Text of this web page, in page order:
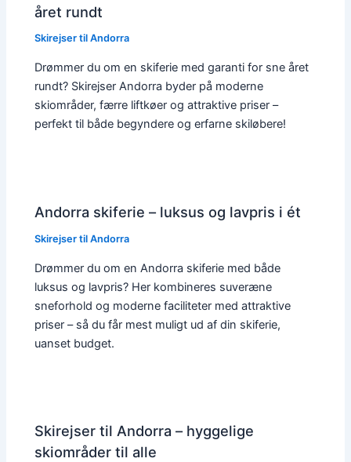
året rundt
Skirejser til Andorra
Drømmer du om en skiferie med garanti for sne året
rundt? Skirejser Andorra byder på moderne
skiområder, færre liftkøer og attraktive priser –
perfekt til både begyndere og erfarne skiløbere!
Andorra skiferie – luksus og lavpris i ét
Skirejser til Andorra
Drømmer du om en Andorra skiferie med både
luksus og lavpris? Her kombineres suveræne
sneforhold og moderne faciliteter med attraktive
priser – så du får mest muligt ud af din skiferie,
uanset budget.
Skirejser til Andorra – hyggelige
skiområder til alle